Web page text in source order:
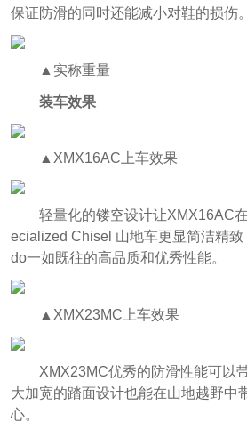
保证防滑的同时还能减小对鞋的损伤。
▲实称重量
装车效果
▲XMX16AC上车效果
轻量化的镂空设计让XMX16AC
ecialized Chisel 山地车更显简洁精
do一如既往的高品质和优秀性能。
▲XMX23MC上车效果
XMX23MC优秀的防滑性能可以
大加宽的踏面设计也能在山地越野中
心。